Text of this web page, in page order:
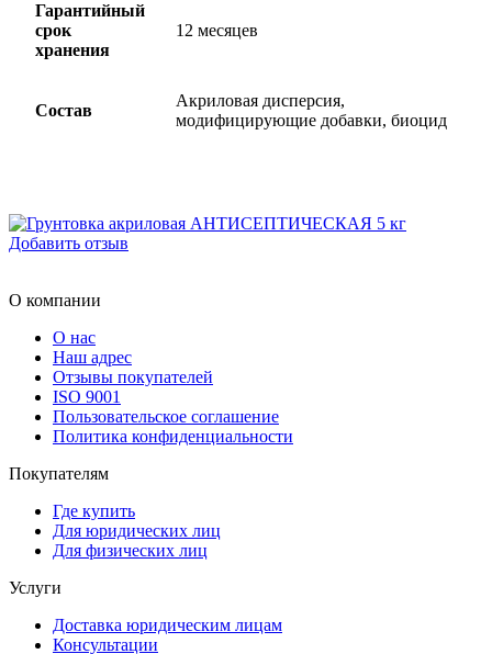
Гарантийный
срок
хранения
12 месяцев
Состав
Акриловая дисперсия,
модифицирующие добавки, биоцид
Добавить отзыв
О компании
О нас
Наш адрес
Отзывы покупателей
ISO 9001
Пользовательское соглашение
Политика конфиденциальности
Покупателям
Где купить
Для юридических лиц
Для физических лиц
Услуги
Доставка юридическим лицам
Консультации